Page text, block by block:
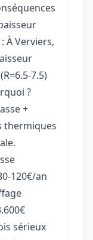
À Verviers,
7.5)
?
+
thermiques
120€/an
sérieux